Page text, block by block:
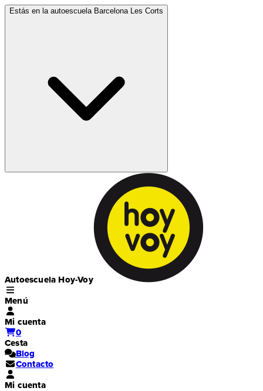
Estás en la autoescuela Barcelona Les Corts
Autoescuela Hoy-Voy
Menú
Mi cuenta
0
Cesta
Blog
Contacto
Mi cuenta